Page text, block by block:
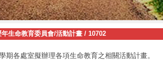
年生命教育委員會/活動計畫/ 10702
期各處室擬辦理各項生命教育之相關活動計畫。